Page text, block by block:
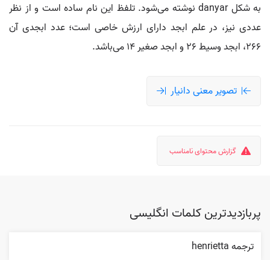
به شکل danyar نوشته می‌شود. تلفظ این نام ساده است و از نظر
عددی نیز، در علم ابجد دارای ارزش خاصی است؛ عدد ابجدی آن
266، ابجد وسیط 26 و ابجد صغیر 14 می‌باشد.
تصویر معنی دانیار
گزارش محتوای نامناسب
پربازدیدترین کلمات انگلیسی
ترجمه henrietta